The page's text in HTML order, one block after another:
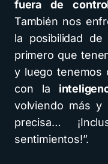
fuera de
También nos
la posibilidad de
primero que
y luego tenemos
con la
volviendo más y
precisa…
sentimientos!”.